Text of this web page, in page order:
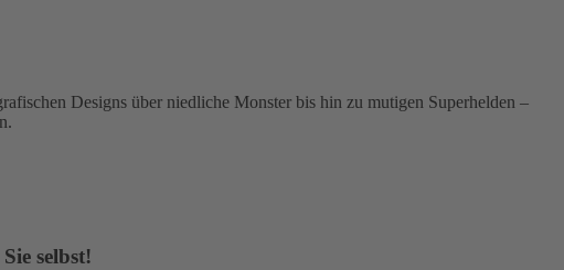
Designs über niedliche Monster bis hin zu mutigen Superhelden –
selbst!